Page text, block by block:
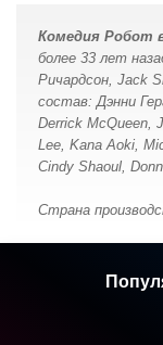
Комедия Робот
более 33 лет
Ричардсон, Jack
состав: Дэнни
Derrick McQueen,
Lee, Kana Aoki,
Cindy Shaoul,
Страна